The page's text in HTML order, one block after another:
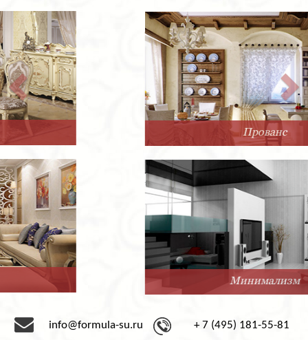
Минимализм
info@formula-su.ru + 7 (495) 181-55-81